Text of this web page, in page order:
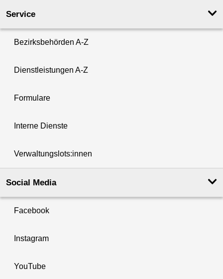
Service
Bezirksbehörden A-Z
Dienstleistungen A-Z
Formulare
Interne Dienste
Verwaltungslots:innen
Social Media
Facebook
Instagram
YouTube